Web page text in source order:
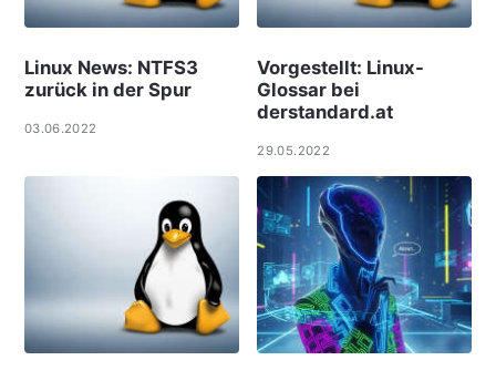
Linux News: NTFS3
zurück in der Spur
03.06.2022
Vorgestellt: Linux-
Glossar bei
derstandard.at
29.05.2022